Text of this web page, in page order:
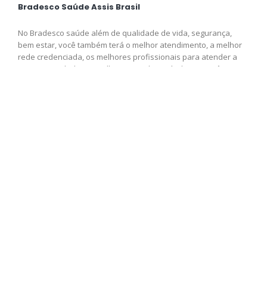
Bradesco Saúde Assis Brasil
No Bradesco saúde além de qualidade de vida, segurança,
bem estar, você também terá o melhor atendimento, a melhor
rede credenciada, os melhores profissionais para atender a
sua necessidade e o melhor preço disponível para você,